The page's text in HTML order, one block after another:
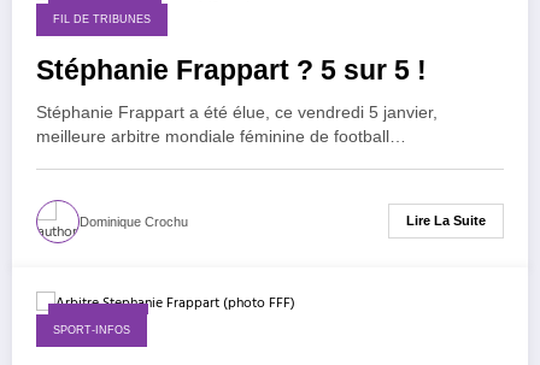
FIL DE TRIBUNES
Stéphanie Frappart ? 5 sur 5 !
Stéphanie Frappart a été élue, ce vendredi 5 janvier,
meilleure arbitre mondiale féminine de football…
Dominique Crochu Lire La Suite
9 août 2014
SPORT-INFOS